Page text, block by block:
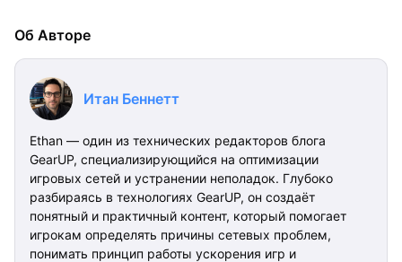
Об Авторе
Итан Беннетт
Ethan — один из технических редакторов блога
GearUP, специализирующийся на оптимизации
игровых сетей и устранении неполадок. Глубоко
разбираясь в технологиях GearUP, он создаёт
понятный и практичный контент, который помогает
игрокам определять причины сетевых проблем,
понимать принцип работы ускорения игр и